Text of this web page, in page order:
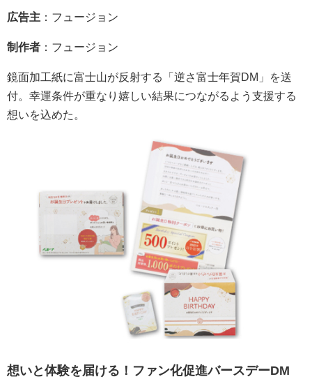
広告主 ：フュージョン
制作者 ：フュージョン
鏡面加工紙に富士山が反射する「逆さ富士年賀DM」を送
付。幸運条件が重なり嬉しい結果につながるよう支援する
想いを込めた。
想いと体験を届ける！ファン化促進バースデーDM